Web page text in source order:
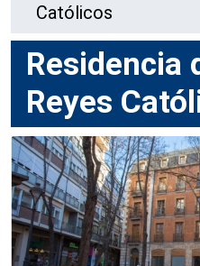
Católicos
Residencia
Reyes